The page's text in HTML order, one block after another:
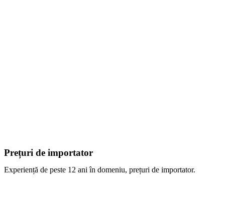
Prețuri de importator
Experiență de peste 12 ani în domeniu, prețuri de importator.